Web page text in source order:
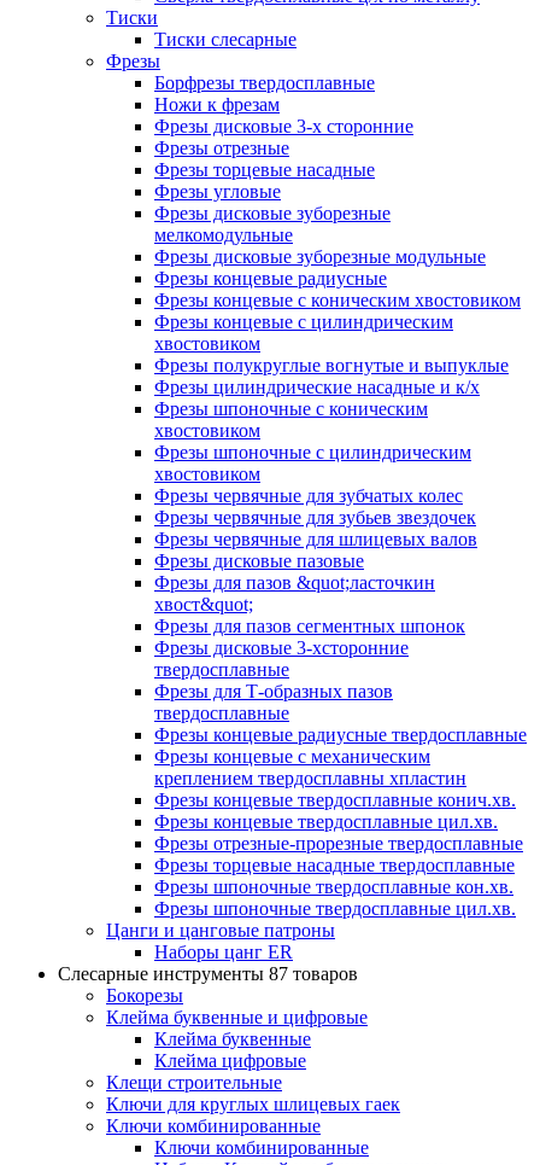
Тиски
Тиски слесарные
Фрезы
Борфрезы твердосплавные
Ножи к фрезам
Фрезы дисковые 3-х сторонние
Фрезы отрезные
Фрезы торцевые насадные
Фрезы угловые
Фрезы дисковые зуборезные
мелкомодульные
Фрезы дисковые зуборезные модульные
Фрезы концевые радиусные
Фрезы концевые с коническим хвостовиком
Фрезы концевые с цилиндрическим
хвостовиком
Фрезы полукруглые вогнутые и выпуклые
Фрезы цилиндрические насадные и к/х
Фрезы шпоночные с коническим
хвостовиком
Фрезы шпоночные с цилиндрическим
хвостовиком
Фрезы червячные для зубчатых колес
Фрезы червячные для зубьев звездочек
Фрезы червячные для шлицевых валов
Фрезы дисковые пазовые
Фрезы для пазов &quot;ласточкин
хвост&quot;
Фрезы для пазов сегментных шпонок
Фрезы дисковые 3-хсторонние
твердосплавные
Фрезы для Т-образных пазов
твердосплавные
Фрезы концевые радиусные твердосплавные
Фрезы концевые с механическим
креплением твердосплавны хпластин
Фрезы концевые твердосплавные конич.хв.
Фрезы концевые твердосплавные цил.хв.
Фрезы отрезные-прорезные твердосплавные
Фрезы торцевые насадные твердосплавные
Фрезы шпоночные твердосплавные кон.хв.
Фрезы шпоночные твердосплавные цил.хв.
Цанги и цанговые патроны
Наборы цанг ER
Слесарные инструменты 87 товаров
Бокорезы
Клейма буквенные и цифровые
Клейма буквенные
Клейма цифровые
Клещи строительные
Ключи для круглых шлицевых гаек
Ключи комбинированные
Ключи комбинированные